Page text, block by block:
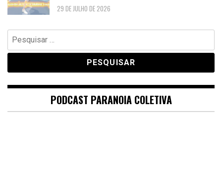
29 DE JULHO DE 2026
Pesquisar
por:
PODCAST PARANOIA COLETIVA